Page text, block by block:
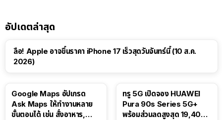
อัปเดตล่าสุด
ลือ! Apple อาจขึ้นราคา iPhone 17 เร็วสุดวันจันทร์นี้ (10 ส.ค.
2026)
Google Maps อัปเกรด
Ask Maps ให้ทำงานหลาย
ขั้นตอนได้ เช่น สั่งอาหาร,
ทรู 5G เปิดจอง HUAWEI
Pura 90s Series 5G+
พร้อมส่วนลดสูงสุด 19,400